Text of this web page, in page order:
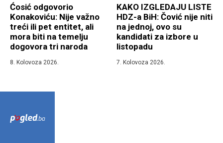
Ćosić odgovorio
Konakoviću: Nije važno
treći ili pet entitet, ali
mora biti na temelju
dogovora tri naroda
8. Kolovoza 2026.
KAKO IZGLEDAJU LISTE
HDZ-a BiH: Čović nije niti
na jednoj, ovo su
kandidati za izbore u
listopadu
7. Kolovoza 2026.